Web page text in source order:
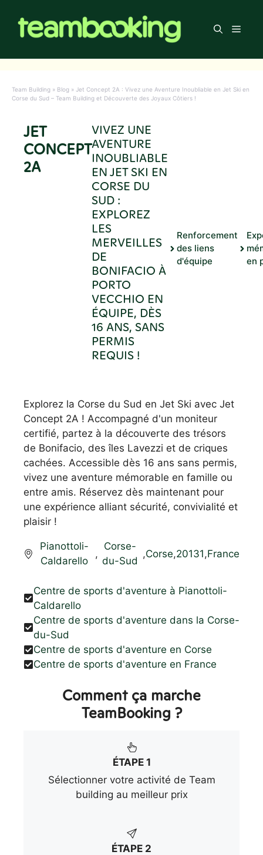
contenu
Menu
Team Building » Blog » Jet Concept 2A : Vivez une Aventure Inoubliable en Jet Ski en
Corse du Sud – Team Building et Découverte des Joyaux Côtiers !
JET
CONCEPT
2A
VIVEZ UNE
AVENTURE
INOUBLIABLE
EN JET SKI EN
CORSE DU
SUD :
EXPLOREZ
LES
MERVEILLES
DE
BONIFACIO À
PORTO
VECCHIO EN
ÉQUIPE, DÈS
16 ANS, SANS
PERMIS
REQUIS !
Renforcement
des liens
d'équipe
en
Explorez la Corse du Sud en Jet Ski avec Jet
Concept 2A ! Accompagné d'un moniteur
certifié, partez à la découverte des trésors
de Bonifacio, des îles Lavezzi et de criques
cachées. Accessible dès 16 ans sans permis,
vivez une aventure mémorable en famille ou
entre amis. Réservez dès maintenant pour
une expérience alliant sécurité, convivialité et
plaisir !
Pianottoli-
Caldarello
,
Corse-
du-Sud
,Corse,20131,France
Centre de sports d'aventure à Pianottoli-
Caldarello
Centre de sports d'aventure dans la Corse-
du-Sud
Centre de sports d'aventure en Corse
Centre de sports d'aventure en France
Comment ça marche
TeamBooking ?
ÉTAPE 1
Sélectionner votre activité de Team
building au meilleur prix
ÉTAPE 2